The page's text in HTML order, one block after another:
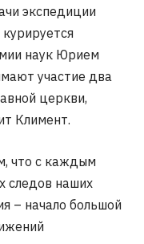
экспедиции
курируется
наук Юрием
участие два
церкви,
Климент.
что с каждым
следов наших
– начало большой